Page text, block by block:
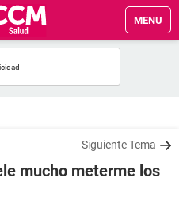
MENU
Siguiente Tema
mucho meterme los